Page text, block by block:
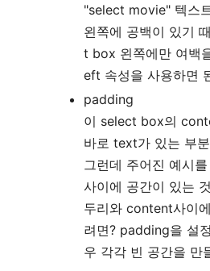
"select movie" 텍스
왼쪽에 공백이 있기
t box 왼쪽에만 여백
eft 속성을 사용하면
padding
이 select box의
바로 text가 있는 부
그런데 주어진 예시
사이에 공간이 있는
두리와 content사이
려면? padding을 설
우 각각 빈 공간을 만